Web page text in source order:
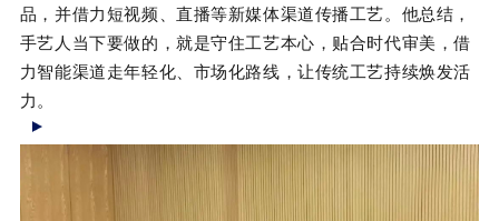
品，并借力短视频、直播等新媒体渠道传播工艺。他总结，
手艺人当下要做的，就是守住工艺本心，贴合时代审美，借
力智能渠道走年轻化、市场化路线，让传统工艺持续焕发活
力。